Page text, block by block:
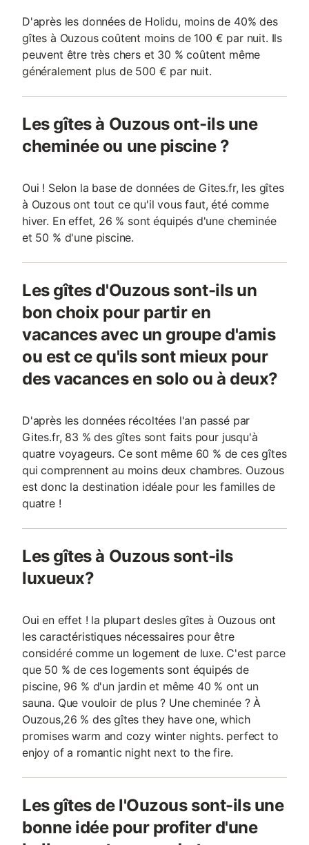
D'après les données de Holidu, moins de 40% des
gîtes à Ouzous coûtent moins de 100 € par nuit. Ils
peuvent être très chers et 30 % coûtent même
généralement plus de 500 € par nuit.
Les gîtes à Ouzous ont-ils une
cheminée ou une piscine ?
Oui ! Selon la base de données de Gites.fr, les gîtes
à Ouzous ont tout ce qu'il vous faut, été comme
hiver. En effet, 26 % sont équipés d'une cheminée
et 50 % d'une piscine.
Les gîtes d'Ouzous sont-ils un
bon choix pour partir en
vacances avec un groupe d'amis
ou est ce qu'ils sont mieux pour
des vacances en solo ou à deux?
D'après les données récoltées l'an passé par
Gites.fr, 83 % des gîtes sont faits pour jusqu'à
quatre voyageurs. Ce sont même 60 % de ces gîtes
qui comprennent au moins deux chambres. Ouzous
est donc la destination idéale pour les familles de
quatre !
Les gîtes à Ouzous sont-ils
luxueux?
Oui en effet ! la plupart desles gîtes à Ouzous ont
les caractéristiques nécessaires pour être
considéré comme un logement de luxe. C'est parce
que 50 % de ces logements sont équipés de
piscine, 96 % d'un jardin et même 40 % ont un
sauna. Que vouloir de plus ? Une cheminée ? À
Ouzous,26 % des gîtes they have one, which
promises warm and cozy winter nights. perfect to
enjoy of a romantic night next to the fire.
Les gîtes de l'Ouzous sont-ils une
bonne idée pour profiter d'une